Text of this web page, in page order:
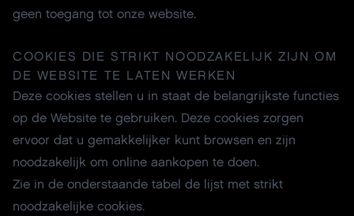
geen toegang tot onze website.
COOKIES DIE STRIKT NOODZAKELIJK ZIJN OM
DE WEBSITE TE LATEN WERKEN
Deze cookies stellen u in staat de belangrijkste functies
op de Website te gebruiken. Deze cookies zorgen
ervoor dat u gemakkelijker kunt browsen en zijn
noodzakelijk om online aankopen te doen.
Zie in de onderstaande tabel de lijst met strikt
noodzakelijke cookies.